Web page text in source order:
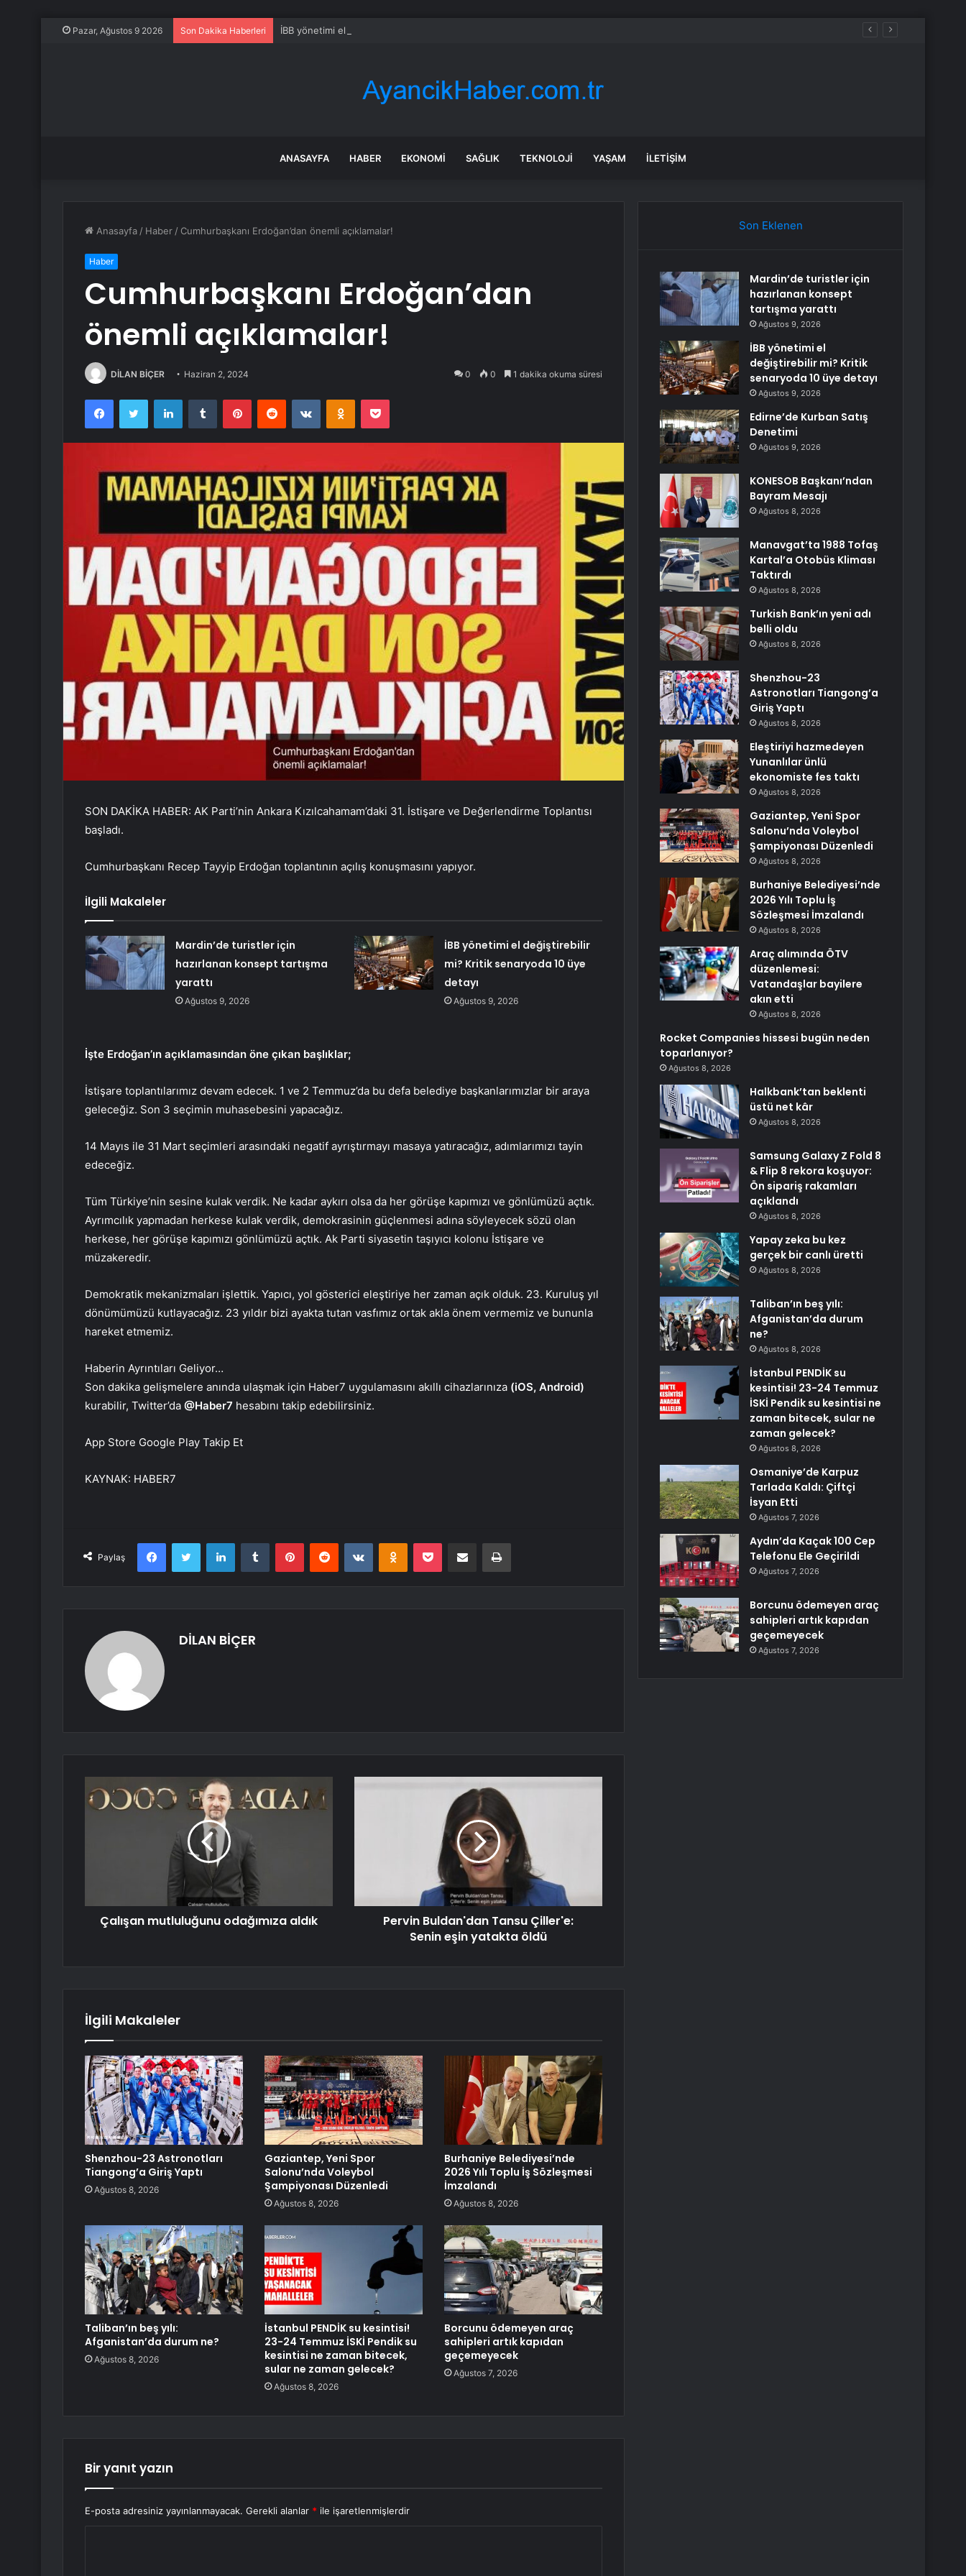
Pazar, Ağustos 9 2026 Son Dakika Haberleri İBB yönetimi el değiştirebilir mi? Kritik senaryoda 10 üye detayı
ANASAYFA HABER EKONOMI SAĞLIK TEKNOLOJI YAŞAM İLETIŞIM
Anasayfa / Haber / Cumhurbaşkanı Erdoğan’dan önemli açıklamalar!
Haber
Cumhurbaşkanı Erdoğan’dan
önemli açıklamalar!
DİLAN BİÇER Haziran 2, 2024 0 0 1 dakika okuma süresi
FacebookTwitter LinkedInTumblr PinterestReddit VKontakteOdnoklassniki
Pocket
SON DAKİKA HABER: AK Parti’nin Ankara Kızılcahamam’daki 31. İstişare ve Değerlendirme Toplantısı
başladı.
Cumhurbaşkanı Recep Tayyip Erdoğan toplantının açılış konuşmasını yapıyor.
İlgili Makaleler
Mardin’de turistler için
hazırlanan konsept tartışma
yarattı
Ağustos 9, 2026
İBB yönetimi el değiştirebilir
mi? Kritik senaryoda 10 üye
detayı
Ağustos 9, 2026
İşte Erdoğan’ın açıklamasından öne çıkan başlıklar;
İstişare toplantılarımız devam edecek. 1 ve 2 Temmuz’da bu defa belediye başkanlarımızlar bir araya
geleceğiz. Son 3 seçimin muhasebesini yapacağız.
14 Mayıs ile 31 Mart seçimleri arasındaki negatif ayrıştırmayı masaya yatıracağız, adımlarımızı tayin
edeceğiz.
Tüm Türkiye’nin sesine kulak verdik. Ne kadar aykırı olsa da her görüşe kapımızı ve gönlümüzü açtık.
Ayrımcılık yapmadan herkese kulak verdik, demokrasinin güçlenmesi adına söyleyecek sözü olan
herkese, her görüşe kapımızı gönlümüzü açtık. Ak Parti siyasetin taşıyıcı kolonu İstişare ve
müzakeredir.
Demokratik mekanizmaları işlettik. Yapıcı, yol gösterici eleştiriye her zaman açık olduk. 23. Kuruluş yıl
dönümümüzü kutlayacağız. 23 yıldır bizi ayakta tutan vasfımız ortak akla önem vermemiz ve bununla
hareket etmemiz.
Haberin Ayrıntıları Geliyor…
Son dakika gelişmelere anında ulaşmak için Haber7 uygulamasını akıllı cihazlarınıza (iOS, Android)
kurabilir, Twitter’da @Haber7 hesabını takip edebilirsiniz.
App Store Google Play Takip Et
KAYNAK: HABER7
Paylaş
FacebookTwitter LinkedInTumblr PinterestReddit VKontakteOdnoklassniki
Pocket E-Posta ile paylaş Yazdır
DİLAN BİÇER
Çalışan mutluluğunu odağımıza aldık
Pervin Buldan'dan Tansu Çiller'e:
Senin eşin yatakta öldü
İlgili Makaleler
Shenzhou-23 Astronotları
Tiangong’a Giriş Yaptı
Ağustos 8, 2026
Gaziantep, Yeni Spor
Salonu’nda Voleybol
Şampiyonası Düzenledi
Ağustos 8, 2026
Burhaniye Belediyesi’nde
2026 Yılı Toplu İş Sözleşmesi
İmzalandı
Ağustos 8, 2026
Taliban’ın beş yılı:
Afganistan’da durum ne?
Ağustos 8, 2026
İstanbul PENDİK su kesintisi!
23-24 Temmuz İSKİ Pendik su
kesintisi ne zaman bitecek,
sular ne zaman gelecek?
Ağustos 8, 2026
Borcunu ödemeyen araç
sahipleri artık kapıdan
geçemeyecek
Ağustos 7, 2026
Bir yanıt yazın
E-posta adresiniz yayınlanmayacak. Gerekli alanlar * ile işaretlenmişlerdir
Son Eklenen
Mardin’de turistler için
hazırlanan konsept
tartışma yarattı
Ağustos 9, 2026
İBB yönetimi el
değiştirebilir mi? Kritik
senaryoda 10 üye detayı
Ağustos 9, 2026
Edirne’de Kurban Satış
Denetimi
Ağustos 9, 2026
KONESOB Başkanı’ndan
Bayram Mesajı
Ağustos 8, 2026
Manavgat’ta 1988 Tofaş
Kartal’a Otobüs Kliması
Taktırdı
Ağustos 8, 2026
Turkish Bank’ın yeni adı
belli oldu
Ağustos 8, 2026
Shenzhou-23
Astronotları Tiangong’a
Giriş Yaptı
Ağustos 8, 2026
Eleştiriyi hazmedeyen
Yunanlılar ünlü
ekonomiste fes taktı
Ağustos 8, 2026
Gaziantep, Yeni Spor
Salonu’nda Voleybol
Şampiyonası Düzenledi
Ağustos 8, 2026
Burhaniye Belediyesi’nde
2026 Yılı Toplu İş
Sözleşmesi İmzalandı
Ağustos 8, 2026
Araç alımında ÖTV
düzenlemesi:
Vatandaşlar bayilere
akın etti
Ağustos 8, 2026
Rocket Companies hissesi bugün neden
toparlanıyor?
Ağustos 8, 2026
Halkbank’tan beklenti
üstü net kâr
Ağustos 8, 2026
Samsung Galaxy Z Fold 8
& Flip 8 rekora koşuyor:
Ön sipariş rakamları
açıklandı
Ağustos 8, 2026
Yapay zeka bu kez
gerçek bir canlı üretti
Ağustos 8, 2026
Taliban’ın beş yılı:
Afganistan’da durum
ne?
Ağustos 8, 2026
İstanbul PENDİK su
kesintisi! 23-24 Temmuz
İSKİ Pendik su kesintisi ne
zaman bitecek, sular ne
zaman gelecek?
Ağustos 8, 2026
Osmaniye’de Karpuz
Tarlada Kaldı: Çiftçi
İsyan Etti
Ağustos 7, 2026
Aydın’da Kaçak 100 Cep
Telefonu Ele Geçirildi
Ağustos 7, 2026
Borcunu ödemeyen araç
sahipleri artık kapıdan
geçemeyecek
Ağustos 7, 2026